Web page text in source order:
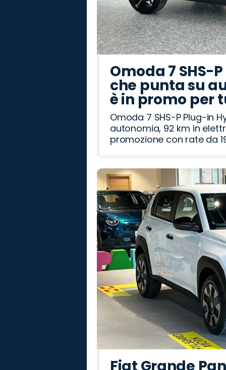
Omoda 7 SHS-
che punta su
è in promo per
Omoda 7 SHS-P Plug-in
autonomia, 92 km in
promozione con rate da